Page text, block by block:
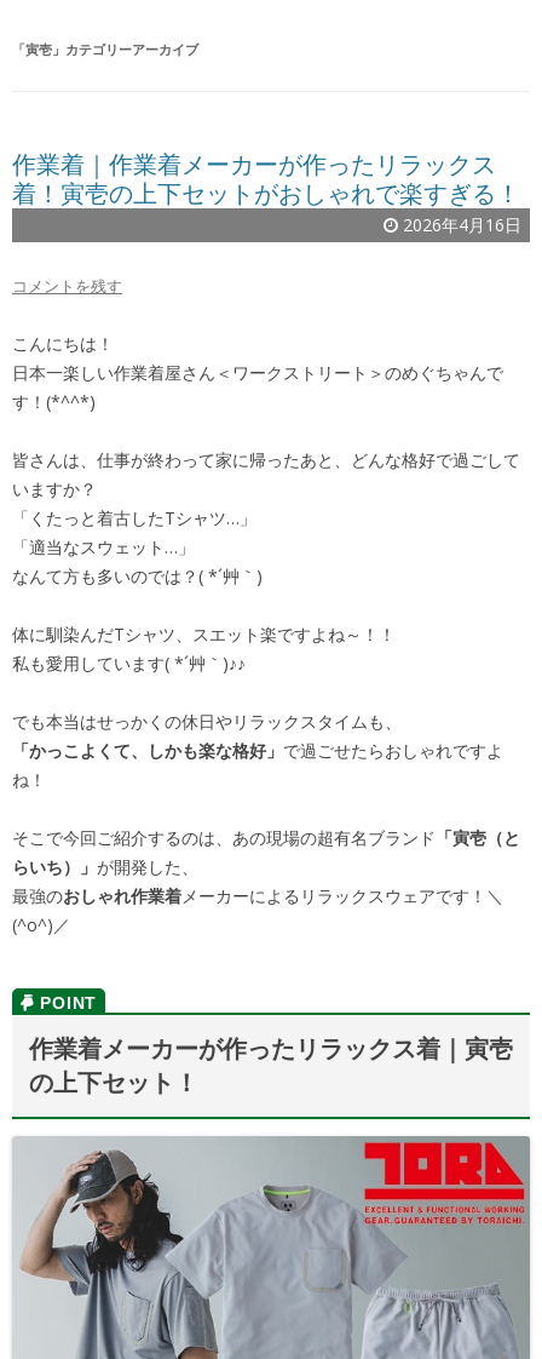
「寅壱 」カテゴリーアーカイブ
作業着｜作業着メーカーが作ったリラックス
着！寅壱の上下セットがおしゃれで楽すぎる！
2026年4月16日
コメントを残す
こんにちは！
日本一楽しい作業着屋さん＜ワークストリート＞のめぐちゃんで
す！(*^^*)
皆さんは、仕事が終わって家に帰ったあと、どんな格好で過ごして
いますか？
「くたっと着古したTシャツ…」
「適当なスウェット…」
なんて方も多いのでは？( *´艸｀)
体に馴染んだTシャツ、スエット楽ですよね～！！
私も愛用しています( *´艸｀)♪♪
でも本当はせっかくの休日やリラックスタイムも、
「かっこよくて、しかも楽な格好」 で過ごせたらおしゃれですよ
ね！
そこで今回ご紹介するのは、あの現場の超有名ブランド 「寅壱（と
らいち）」 が開発した、
最強のおしゃれ作業着メーカーによるリラックスウェアです！＼
(^o^)／
作業着メーカーが作ったリラックス着｜寅壱
の上下セット！